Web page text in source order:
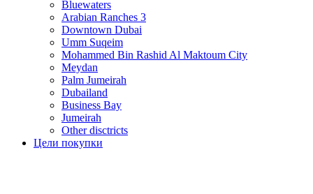
Bluewaters
Arabian Ranches 3
Downtown Dubai
Umm Suqeim
Mohammed Bin Rashid Al Maktoum City
Meydan
Palm Jumeirah
Dubailand
Business Bay
Jumeirah
Other disctricts
Цели покупки